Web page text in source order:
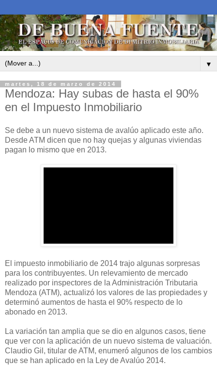
▼
martes, 18 de marzo de 2014
Mendoza: Hay subas de hasta el 90%
en el Impuesto Inmobiliario
Se debe a un nuevo sistema de avalúo aplicado este año.
Desde ATM dicen que no hay quejas y algunas viviendas
pagan lo mismo que en 2013.
El impuesto inmobiliario de 2014 trajo algunas sorpresas
para los contribuyentes. Un relevamiento de mercado
realizado por inspectores de la Administración Tributaria
Mendoza (ATM), actualizó los valores de las propiedades y
determinó aumentos de hasta el 90% respecto de lo
abonado en 2013.
La variación tan amplia que se dio en algunos casos, tiene
que ver con la aplicación de un nuevo sistema de valuación.
Claudio Gil, titular de ATM, enumeró algunos de los cambios
que se han aplicado en la Ley de Avalúo 2014.